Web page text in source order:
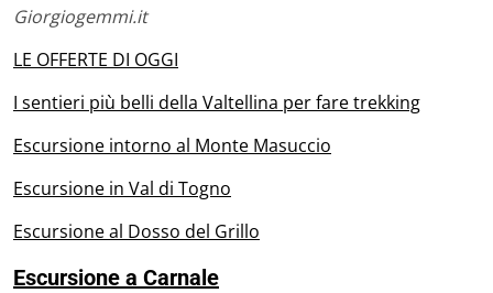
Giorgiogemmi.it
LE OFFERTE DI OGGI
I sentieri più belli della Valtellina per fare trekking
Escursione intorno al Monte Masuccio
Escursione in Val di Togno
Escursione al Dosso del Grillo
Escursione a Carnale